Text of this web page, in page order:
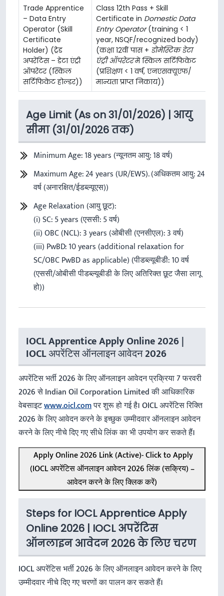
Trade Apprentice
– Data Entry
Operator (Skill
Certificate
Holder) (ट्रेड
अपरेंटिस – डेटा एंट्री
ऑपरेटर (स्किल
सर्टिफिकेट होल्डर))
Class 12th Pass + Skill
Certificate in Domestic Data
Entry Operator(training < 1
year, NSQF/recognized body)
(कक्षा 12वीं पास + डोमेस्टिक डेटा
एंट्री ऑपरेटरमें स्किल सर्टिफिकेट
(प्रशिक्षण < 1 वर्ष, एनएसक्यूएफ/
मान्यता प्राप्त निकाय))
Age Limit (As on 31/01/2026) | आयु
सीमा (31/01/2026 तक)
Minimum Age: 18 years (न्यूनतम आयु: 18 वर्ष)
Maximum Age: 24 years (UR/EWS). (अधिकतम आयु: 24
वर्ष (अनारक्षित/ईडब्ल्यूएस))
Age Relaxation (आयु छूट):
(i) SC: 5 years (एससी: 5 वर्ष)
(ii) OBC (NCL): 3 years (ओबीसी (एनसीएल): 3 वर्ष)
(iii) PwBD: 10 years (additional relaxation for
SC/OBC PwBD as applicable) (पीडब्ल्यूबीडी: 10 वर्ष
(एससी/ओबीसी पीडब्ल्यूबीडी के लिए अतिरिक्त छूट जैसा लागू
हो))
IOCL Apprentice Apply Online 2026 |
IOCL अपरेंटिस ऑनलाइन आवेदन 2026
अपरेंटिस भर्ती 2026 के लिए ऑनलाइन आवेदन प्रक्रिया 7 फरवरी
2026 से Indian Oil Corporation Limited की आधिकारिक
वेबसाइटwww.oicl.comपर शुरू हो गई है। OICL अपरेंटिस रिक्ति
2026 के लिए आवेदन करने के इच्छुक उम्मीदवार ऑनलाइन आवेदन
करने के लिए नीचे दिए गए सीधे लिंक का भी उपयोग कर सकते हैं।
Apply Online 2026 Link (Active)- Click to Apply
(IOCL अपरेंटिस ऑनलाइन आवेदन 2026 लिंक (सक्रिय) –
आवेदन करने के लिए क्लिक करें)
Steps for IOCL Apprentice Apply
Online 2026 | IOCL अपरेंटिस
ऑनलाइन आवेदन 2026 के लिए चरण
IOCL अपरेंटिस भर्ती 2026 के लिए ऑनलाइन आवेदन करने के लिए
उम्मीदवार नीचे दिए गए चरणों का पालन कर सकते हैं।